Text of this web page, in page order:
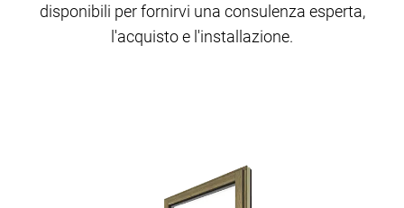
disponibili per fornirvi una consulenza esperta,
l'acquisto e l'installazione.